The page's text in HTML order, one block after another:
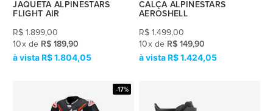
JAQUETA ALPINESTARS
FLIGHT AIR
R$ 1.899,00
10x de R$ 189,90
R$ 1.804,05
CALÇA ALPINESTARS
AEROSHELL
R$ 1.499,00
10x de R$ 149,90
R$ 1.424,05
-17%